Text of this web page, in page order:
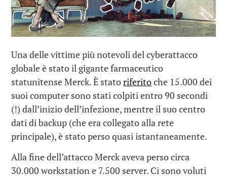
Una delle vittime più notevoli del cyberattacco
globale è stato il gigante farmaceutico
statunitense Merck. È statoriferitoche 15.000 dei
suoi computer sono stati colpiti entro 90 secondi
(!) dall’inizio dell’infezione, mentre il suo centro
dati di backup (che era collegato alla rete
principale), è stato perso quasi istantaneamente.
Alla fine dell’attacco Merck aveva perso circa
30.000 workstation e 7.500 server. Ci sono voluti